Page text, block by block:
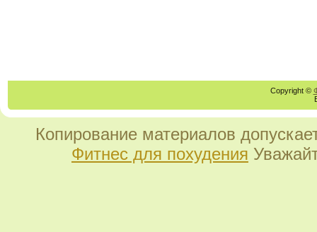
Copyright ©
Копирование материалов
Фитнес для похудения